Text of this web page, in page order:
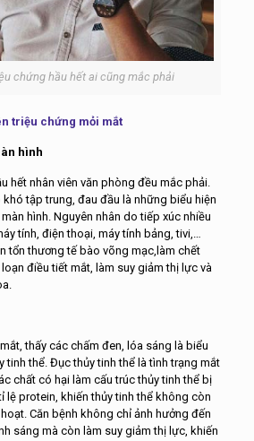
chứng hầu hết ai cũng mắc phải
triệu chứng mỏi mắt
hình
hết nhân viên văn phòng đều mắc phải.
tập trung, đau đầu là những biểu hiện
hình. Nguyên nhân do tiếp xúc nhiều
tính, điện thoại, máy tính bảng, tivi,…
tổn thương tế bào võng mạc,làm chết
điều tiết mắt, làm suy giảm thị lực và
thấy các chấm đen, lóa sáng là biểu
tinh thể. Đục thủy tinh thể là tình trạng mắt
chất có hại làm cấu trúc thủy tinh thể bị
lệ protein, khiến thủy tinh thể không còn
Căn bệnh không chỉ ảnh hưởng đến
sáng mà còn làm suy giảm thị lực, khiến